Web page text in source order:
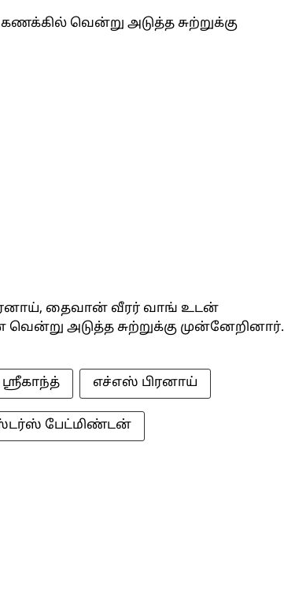
கணக்கில் வென்று அடுத்த சுற்றுக்கு
தைவான் வீரர் வாங் உடன்
வென்று அடுத்த சுற்றுக்கு முன்னேறினார்.
ஸ்ரீகாந்த் எச்எஸ் பிரனாய்
பேட்மிண்டன்